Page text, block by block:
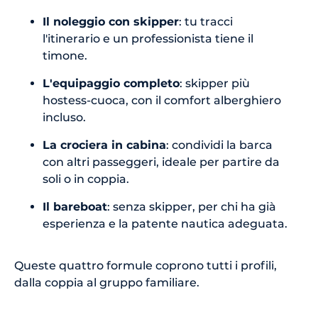
Il noleggio con skipper: tu tracci
l'itinerario e un professionista tiene il
timone.
L'equipaggio completo: skipper più
hostess-cuoca, con il comfort alberghiero
incluso.
La crociera in cabina: condividi la barca
con altri passeggeri, ideale per partire da
soli o in coppia.
Il bareboat: senza skipper, per chi ha già
esperienza e la patente nautica adeguata.
Queste quattro formule coprono tutti i profili,
dalla coppia al gruppo familiare.